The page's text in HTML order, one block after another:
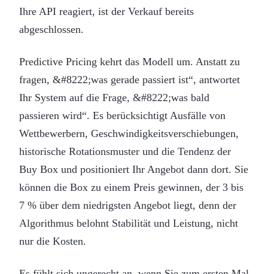
Ihre API reagiert, ist der Verkauf bereits
abgeschlossen.
Predictive Pricing kehrt das Modell um. Anstatt zu
fragen, &#8222;was gerade passiert ist“, antwortet
Ihr System auf die Frage, &#8222;was bald
passieren wird“. Es berücksichtigt Ausfälle von
Wettbewerbern, Geschwindigkeitsverschiebungen,
historische Rotationsmuster und die Tendenz der
Buy Box und positioniert Ihr Angebot dann dort. Sie
können die Box zu einem Preis gewinnen, der 3 bis
7 % über dem niedrigsten Angebot liegt, denn der
Algorithmus belohnt Stabilität und Leistung, nicht
nur die Kosten.